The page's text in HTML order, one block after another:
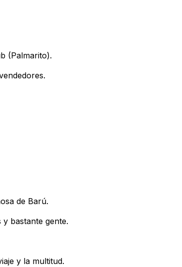
(Palmarito).
de Barú.
bastante gente.
y la multitud.